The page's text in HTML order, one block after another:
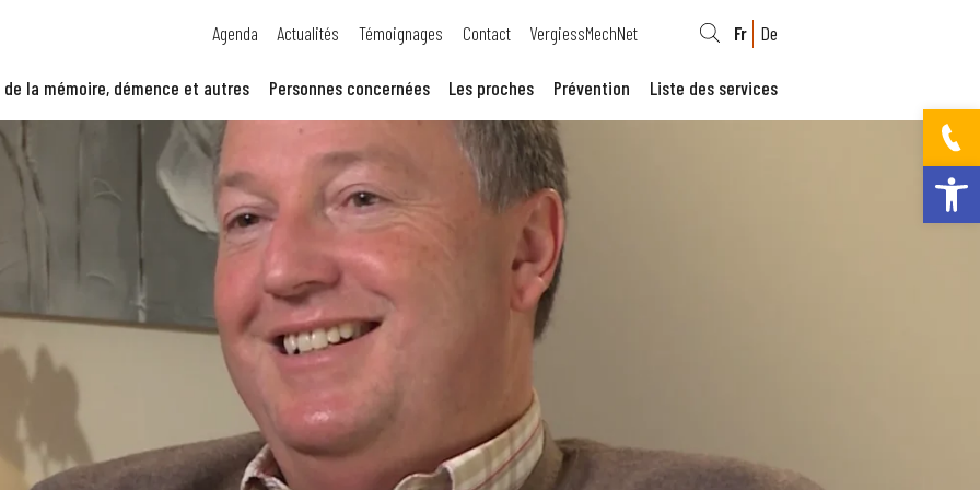
Ouvrir la
Agenda Actualités Témoignages Contact VergiessMechNet Fr De
la mémoire, démence et autres Personnes concernées Les proches Prévention Liste des services